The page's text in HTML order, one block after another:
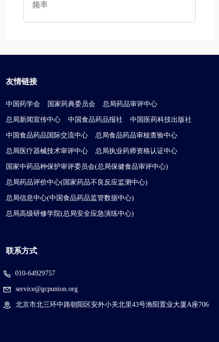
频率
友情链接
中国药学会 国家药典委员会 总局药品审评中心
总局新闻宣传中心 中国食品药品报社 中国医药科技出版社
中国食品药品国际交流中心 总局食品药品审核查验中心
总局医疗器械技术审评中心 总局执业药师资格认证中心
国家中药品种保护审评委员会(总局保健食品审评中心)
总局药品评价中心(国家药品不良反应监测中心)
总局信息中心(中国食品药品监管数据中心)
总局高级研修学院(总局安全应急演练中心)
联系方式
010-64929757
service@gcpunion.org
北京市北三环中路朝阳区安外小关北里43号渔阳置业大厦A座706